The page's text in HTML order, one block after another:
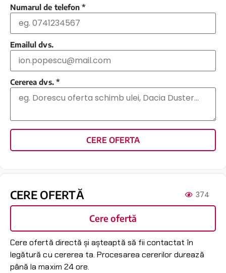
Numarul de telefon *
Emailul dvs.
Cererea dvs. *
CERE OFERTA
CERE OFERTĂ 374
Cere ofertă
Cere ofertă directă și așteaptă să fii contactat în
legătură cu cererea ta. Procesarea cererilor durează
până la maxim 24 ore.